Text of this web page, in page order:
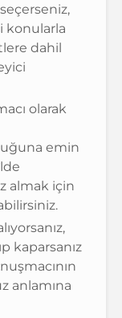
konularla
dahil
olarak
emin
almak için
kaparsanız
anlamına